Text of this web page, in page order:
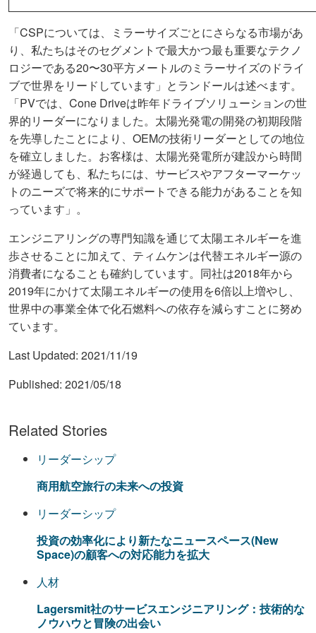
「CSPについては、ミラーサイズごとにさらなる市場があ
り、私たちはそのセグメントで最大かつ最も重要なテクノ
ロジーである20〜30平方メートルのミラーサイズのドライ
ブで世界をリードしています」とランドールは述べます。
「PVでは、Cone Driveは昨年ドライブソリューションの世
界的リーダーになりました。太陽光発電の開発の初期段階
を先導したことにより、OEMの技術リーダーとしての地位
を確立しました。お客様は、太陽光発電所が建設から時間
が経過しても、私たちには、サービスやアフターマーケッ
トのニーズで将来的にサポートできる能力があることを知
っています」。
エンジニアリングの専門知識を通じて太陽エネルギーを進
歩させることに加えて、ティムケンは代替エネルギー源の
消費者になることも確約しています。同社は2018年から
2019年にかけて太陽エネルギーの使用を6倍以上増やし、
世界中の事業全体で化石燃料への依存を減らすことに努め
ています。
Last Updated: 2021/11/19
Published: 2021/05/18
Related Stories
リーダーシップ
商用航空旅行の未来への投資
リーダーシップ
投資の効率化により新たなニュースペース(New
Space)の顧客への対応能力を拡大
人材
Lagersmit社のサービスエンジニアリング：技術的な
ノウハウと冒険の出会い